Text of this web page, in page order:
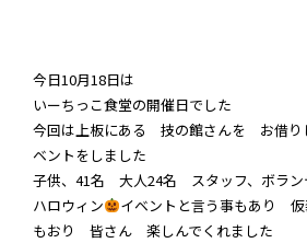
今日10月18日は
いーちっこ食堂の開催日でした
今回は上板にある 技の館さんを お借
ベントをしました
子供、41名 大人24名 スタッフ、ボラ
ハロウィン
イベントと言う事もあり
もおり 皆さん 楽しんでくれました